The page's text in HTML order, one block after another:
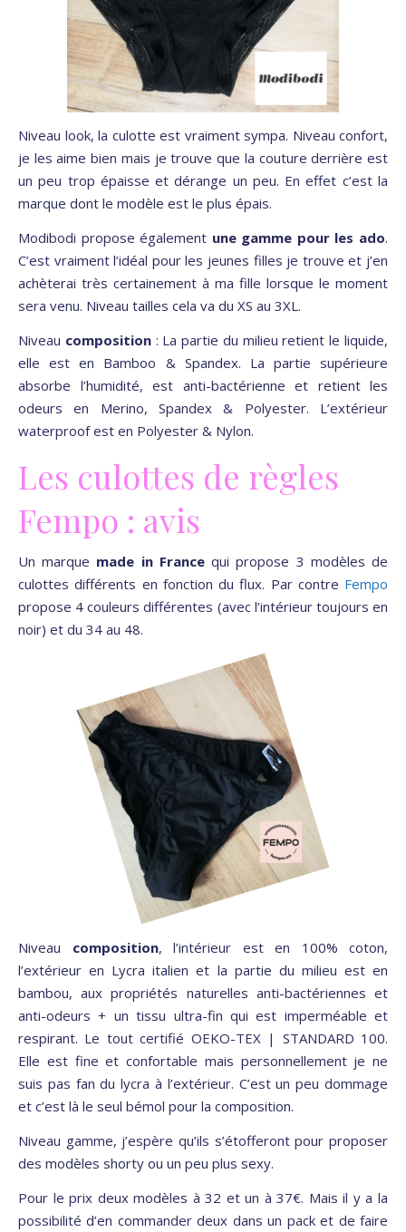
Niveau look, la culotte est vraiment sympa. Niveau confort,
je les aime bien mais je trouve que la couture derrière est
un peu trop épaisse et dérange un peu. En effet c’est la
marque dont le modèle est le plus épais.
Modibodi propose également une gamme pour les ado.
C’est vraiment l’idéal pour les jeunes filles je trouve et j’en
achèterai très certainement à ma fille lorsque le moment
sera venu. Niveau tailles cela va du XS au 3XL.
Niveau composition: La partie du milieu retient le liquide,
elle est en Bamboo & Spandex. La partie supérieure
absorbe l’humidité, est anti-bactérienne et retient les
odeurs en Merino, Spandex & Polyester. L’extérieur
waterproof est en Polyester & Nylon.
Les culottes de règles
Fempo : avis
Un marque made in Francequi propose 3 modèles de
culottes différents en fonction du flux. Par contre Fempo
propose 4 couleurs différentes (avec l’intérieur toujours en
noir) et du 34 au 48.
Niveau composition, l’intérieur est en 100% coton,
l’extérieur en Lycra italien et la partie du milieu est en
bambou, aux propriétés naturelles anti-bactériennes et
anti-odeurs + un tissu ultra-fin qui est imperméable et
respirant. Le tout certifié OEKO-TEX | STANDARD 100.
Elle est fine et confortable mais personnellement je ne
suis pas fan du lycra à l’extérieur. C’est un peu dommage
et c’est là le seul bémol pour la composition.
Niveau gamme, j’espère qu’ils s’étofferont pour proposer
des modèles shorty ou un peu plus sexy.
Pour le prix deux modèles à 32 et un à 37€. Mais il y a la
possibilité d’en commander deux dans un pack et de faire